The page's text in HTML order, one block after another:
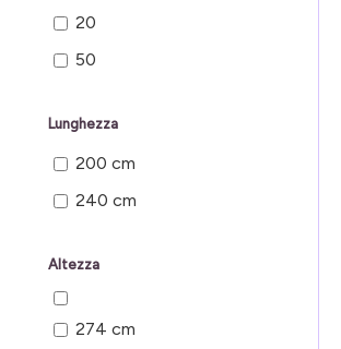
Altezza
274 cm
20
50
Lunghezza
200 cm
240 cm